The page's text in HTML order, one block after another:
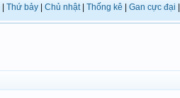
Thứ bảy Chủ nhật| Thống kê Gan cực đại